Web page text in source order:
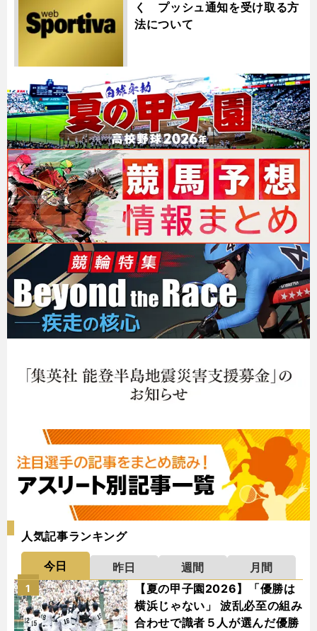
く プッシュ通知を受け取る方
法について
人気記事ランキング
今日 昨日 週間
月間
【夏の甲子園2026】「優勝は
横浜じゃない」 波乱必至の組み
合わせで識者５人が選んだ優勝
1